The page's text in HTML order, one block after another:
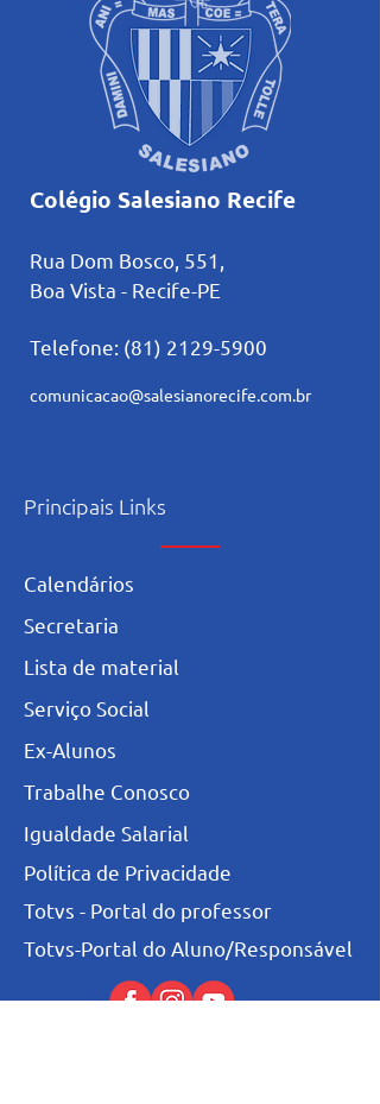
Colégio Salesiano Recife
Rua Dom Bosco, 551,
Boa Vista - Recife-PE
Telefone: (81) 2129-5900
comunicacao@salesianorecife.com.br
Principais Links
Calendários
Secretaria
L ista de material
Serviço Social
Ex-Alunos
Trabalhe Conosco
Igualdade Salarial
Política de Privacidade
Totvs - Portal do professor
Totvs-Portal do Aluno/Responsável